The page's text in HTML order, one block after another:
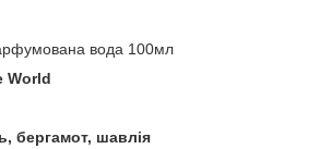
вода 100мл
World
бергамот, шавлія